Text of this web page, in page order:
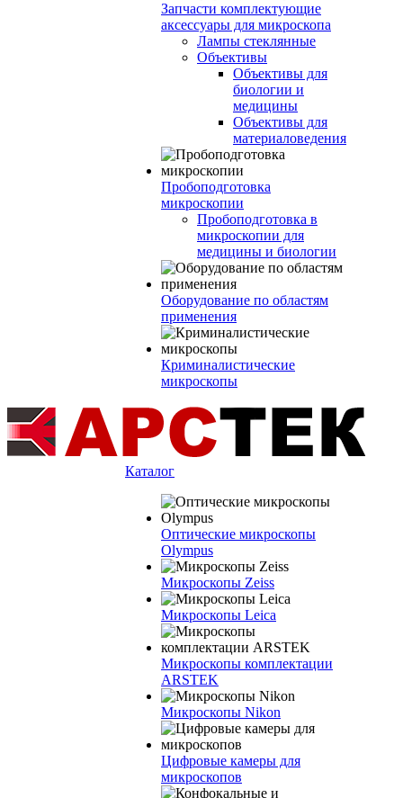
Запчасти комплектующие
аксессуары для микроскопа
Лампы стеклянные
Объективы
Объективы для
биологии и
медицины
Объективы для
материаловедения
Пробоподготовка
микроскопии
Пробоподготовка в
микроскопии для
медицины и биологии
Оборудование по областям
применения
Криминалистические
микроскопы
Каталог
Оптические микроскопы
Olympus
Микроскопы Zeiss
Микроскопы Leica
Микроскопы комплектации
ARSTEK
Микроскопы Nikon
Цифровые камеры для
микроскопов